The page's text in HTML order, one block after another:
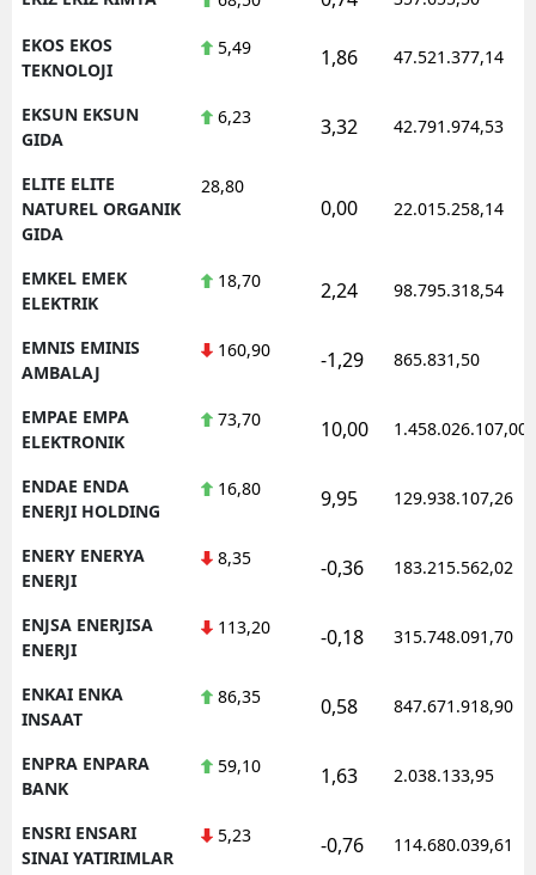
EKOS EKOS
TEKNOLOJI
5,49 1,86 47.521.377,14
EKSUN EKSUN
GIDA
6,23 3,32 42.791.974,53
ELITE ELITE
NATUREL ORGANIK
GIDA
28,80
0,00 22.015.258,14
EMKEL EMEK
ELEKTRIK
18,70 2,24 98.795.318,54
EMNIS EMINIS
AMBALAJ
160,90 -1,29 865.831,50
EMPAE EMPA
ELEKTRONIK
73,70 10,00 1.458.026.107,00
ENDAE ENDA
ENERJI HOLDING
16,80 9,95 129.938.107,26
ENERY ENERYA
ENERJI
8,35 -0,36 183.215.562,02
ENJSA ENERJISA
ENERJI
113,20 -0,18 315.748.091,70
ENKAI ENKA
INSAAT
86,35 0,58 847.671.918,90
ENPRA ENPARA
BANK
59,10 1,63 2.038.133,95
ENSRI ENSARI
SINAI YATIRIMLAR
5,23 -0,76 114.680.039,61